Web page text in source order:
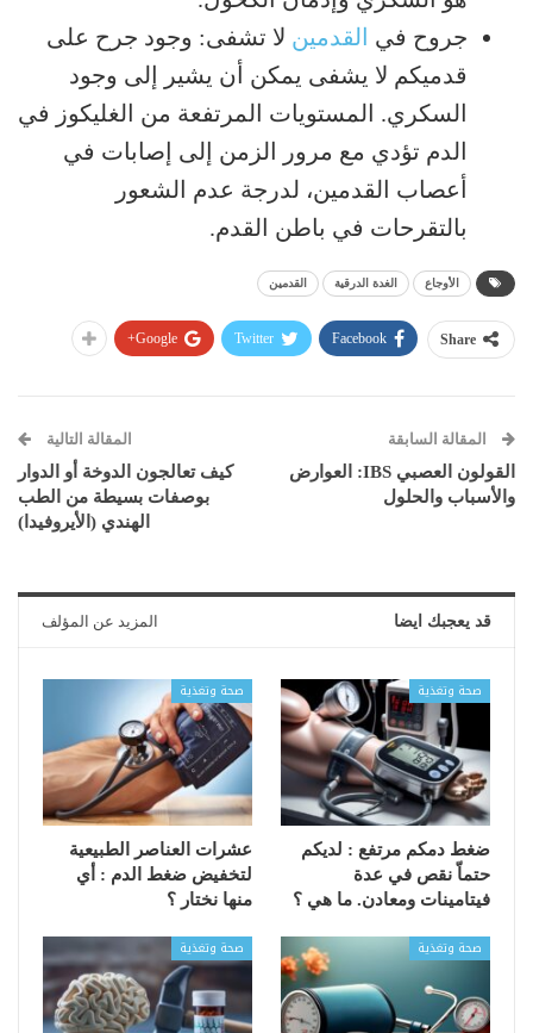
جروح في القدمين لا تشفى: وجود جرح على
قدميكم لا يشفى يمكن أن يشير إلى وجود
السكري. المستويات المرتفعة من الغليكوز في
الدم تؤدي مع مرور الزمن إلى إصابات في
أعصاب القدمين، لدرجة عدم الشعور
بالتقرحات في باطن القدم.
الأوجاع الغدة الدرقية القدمين
Share
Facebook
Twitter
Google+
المقالة السابقة
القولون العصبي IBS: العوارض
والأسباب والحلول
المقالة التالية
كيف تعالجون الدوخة أو الدوار
بوصفات بسيطة من الطب
الهندي (الأيروفيدا)
قد يعجبك ايضا المزيد عن المؤلف
صحة وتغذية
ضغط دمكم مرتفع : لديكم
حتماّ نقص في عدة
فيتامينات ومعادن. ما هي ؟
صحة وتغذية
عشرات العناصر الطبيعية
لتخفيض ضغط الدم : أي
منها نختار ؟
صحة وتغذية صحة وتغذية